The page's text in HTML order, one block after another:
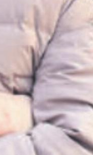
ein Spiel in der
Samstag (16 Uhr,
Zoltan Cordas